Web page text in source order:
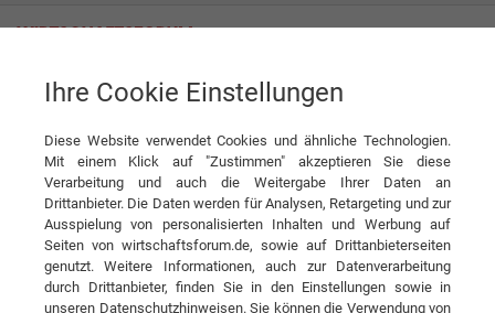
Aquatuning GmbH
Interview Aquatuning GmbH
DIESEN ARTIKEL EMPFEHLEN
‘Wertvolles’ Unternehmen
Ihre Cookie Einstellungen
Diese Website verwendet Cookies und ähnliche Technologien.
Mit einem Klick auf "Zustimmen" akzeptieren Sie diese
Verarbeitung und auch die Weitergabe Ihrer Daten an
Drittanbieter. Die Daten werden für Analysen, Retargeting und zur
Ausspielung von personalisierten Inhalten und Werbung auf
Seiten von wirtschaftsforum.de, sowie auf Drittanbieterseiten
genutzt. Weitere Informationen, auch zur Datenverarbeitung
durch Drittanbieter, finden Sie in den Einstellungen sowie in
unseren Datenschutzhinweisen. Sie können die Verwendung von